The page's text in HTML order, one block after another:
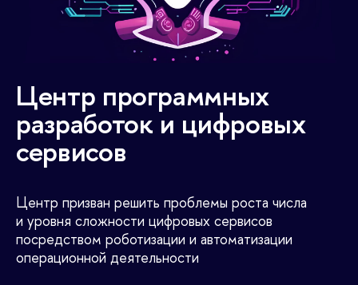
Центр программных
разработок и цифровых
сервисов
Центр призван решить проблемы роста числа
и уровня сложности цифровых сервисов
посредством роботизации и автоматизации
операционной деятельности